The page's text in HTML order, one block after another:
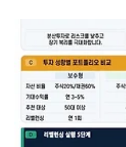
2025년 기준 국내 상장기업의 평균
S&P 500 기업의 평균 배당수익률 약
은 개인 투자자들이 배당락일, 기준일